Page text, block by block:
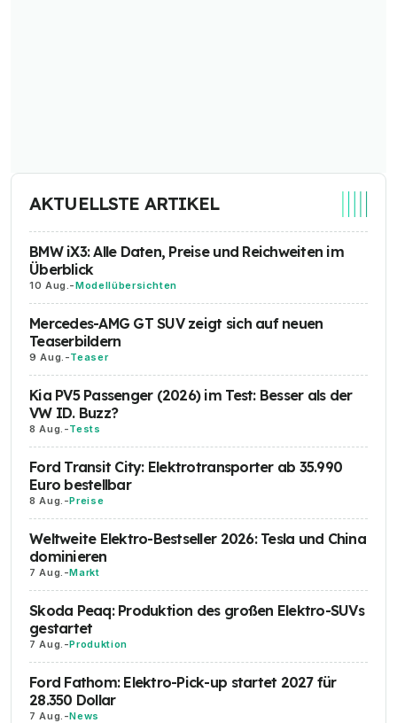
AKTUELLSTE ARTIKEL
BMW iX3: Alle Daten, Preise und Reichweiten im
Überblick
10 Aug. -Modellübersichten
Mercedes-AMG GT SUV zeigt sich auf neuen
Teaserbildern
9 Aug. -Teaser
Kia PV5 Passenger (2026) im Test: Besser als der
VW ID. Buzz?
8 Aug. -Tests
Ford Transit City: Elektrotransporter ab 35.990
Euro bestellbar
8 Aug. -Preise
Weltweite Elektro-Bestseller 2026: Tesla und China
dominieren
7 Aug. -Markt
Skoda Peaq: Produktion des großen Elektro-SUVs
gestartet
7 Aug. -Produktion
Ford Fathom: Elektro-Pick-up startet 2027 für
28.350 Dollar
7 Aug. -News